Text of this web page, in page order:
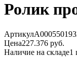
Ролик
Артикул
Цена227.376 руб.
Наличие на складе1